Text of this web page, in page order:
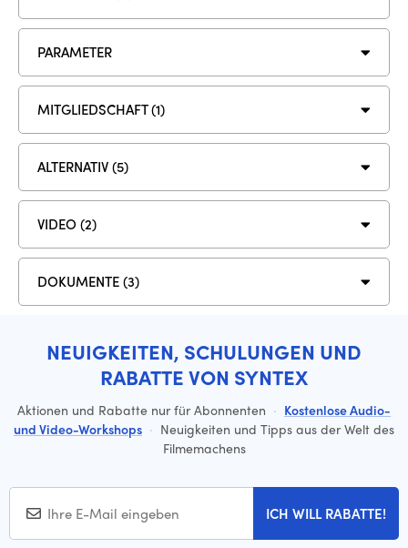
PARAMETER
MITGLIEDSCHAFT (1)
ALTERNATIV (5)
VIDEO (2)
DOKUMENTE (3)
NEUIGKEITEN, SCHULUNGEN UND
RABATTE VON SYNTEX
Aktionen und Rabatte nur für Abonnenten · Kostenlose Audio-
und Video-Workshops · Neuigkeiten und Tipps aus der Welt des
Filmemachens
ICH WILL RABATTE!